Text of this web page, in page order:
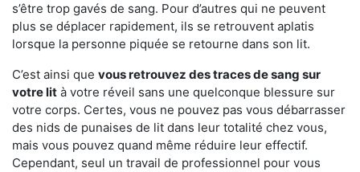
s’être trop gavés de sang. Pour d’autres qui ne peuvent
plus se déplacer rapidement, ils se retrouvent aplatis
lorsque la personne piquée se retourne dans son lit.
C’est ainsi que vous retrouvez des traces de sang sur
votre lit à votre réveil sans une quelconque blessure sur
votre corps. Certes, vous ne pouvez pas vous débarrasser
des nids de punaises de lit dans leur totalité chez vous,
mais vous pouvez quand même réduire leur effectif.
Cependant, seul un travail de professionnel pour vous